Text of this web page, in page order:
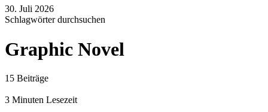
30. Juli 2026
Schlagwörter durchsuchen
Graphic Novel
15 Beiträge
3 Minuten Lesezeit